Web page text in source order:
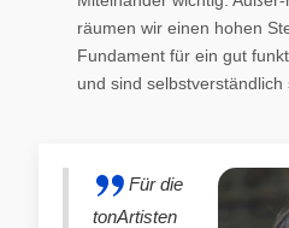
räumen wir einen hohen
Fundament für ein gut
und sind selbstverständlich
Für die
tonArtisten